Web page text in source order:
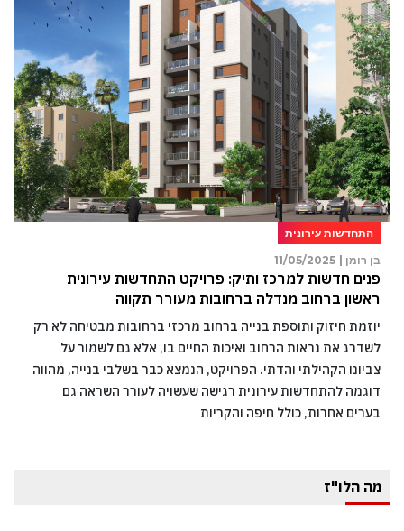
התחדשות עירונית
בן רומן |
11/05/2025
פנים חדשות למרכז ותיק: פרויקט התחדשות עירונית
ראשון ברחוב מנדלה ברחובות מעורר תקווה
יוזמת חיזוק ותוספת בנייה ברחוב מרכזי ברחובות מבטיחה לא רק
לשדרג את נראות הרחוב ואיכות החיים בו, אלא גם לשמור על
צביונו הקהילתי והדתי. הפרויקט, הנמצא כבר בשלבי בנייה, מהווה
דוגמה להתחדשות עירונית רגישה שעשויה לעורר השראה גם
בערים אחרות, כולל חיפה והקריות
מה הלו"ז